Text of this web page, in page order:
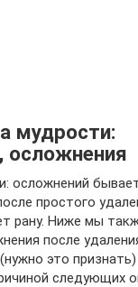
мудрости:
осложнения
осложнений
простого
рану. Ниже мы
после
это
следующих